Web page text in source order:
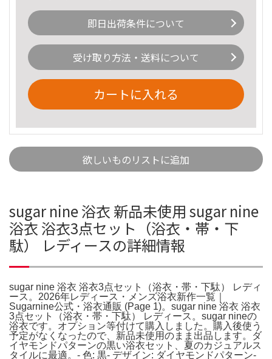
即日出荷条件について
受け取り方法・送料について
カートに入れる
欲しいものリストに追加
sugar nine 浴衣 新品未使用 sugar nine
浴衣 浴衣3点セット（浴衣・帯・下
駄） レディースの詳細情報
sugar nine 浴衣 浴衣3点セット（浴衣・帯・下駄） レディ
ース。2026年レディース・メンズ浴衣新作一覧｜
Sugarnine公式・浴衣通販 (Page 1)。sugar nine 浴衣 浴衣
3点セット（浴衣・帯・下駄） レディース。sugar nineの
浴衣です。オプション等付けて購入しました。購入後使う
予定がなくなったので、新品未使用のまま出品します。ダ
イヤモンドパターンの黒い浴衣セット、夏のカジュアルス
タイルに最適。- 色: 黒- デザイン: ダイヤモンドパターン-